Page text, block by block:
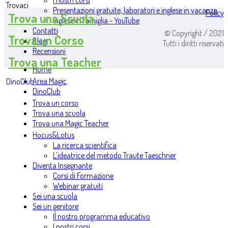
Presentazioni gratuite, laboratori e inglese in vacanza
Inglese in famiglia - YouTube
Contatti
Blog
Recensioni
Home
Area Magic
DinoClub
Trova un corso
Trova una scuola
Trova una Magic Teacher
Hocus&Lotus
La ricerca scientifica
L’ideatrice del metodo Traute Taeschner
Diventa Insegnante
Corsi di Formazione
Webinar gratuiti
Sei una scuola
Sei un genitore
Il nostro programma educativo
Trovaci
Trova una Scuola
Trova un Corso
Trova una Teacher
DinoClub
Policy
© Copyright / 2021
Tutti i diritti riservati